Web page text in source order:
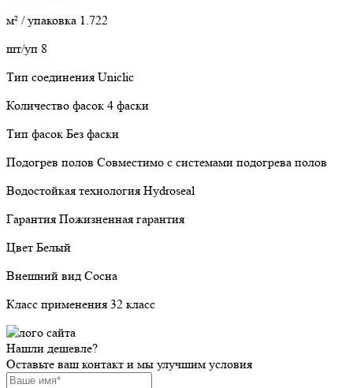
м² / упаковка 1.722
шт/уп 8
Тип соединения Uniclic
Количество фасок 4 фаски
Тип фасок Без фаски
Подогрев полов Совместимо с системами подогрева полов
Водостойкая технология Hydroseal
Гарантия Пожизненная гарантия
Цвет Белый
Внешний вид Сосна
Класс применения 32 класс
Нашли дешевле?
Оставьте ваш контакт и мы улучшим условия